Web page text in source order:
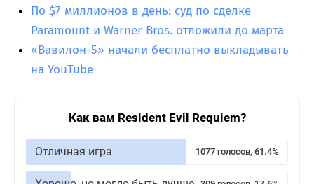
По $7 миллионов в день: суд по сделке
Paramount и Warner Bros. отложили до марта
«Вавилон-5» начали бесплатно выкладывать
на YouTube
Как вам Resident Evil Requiem?
Отличная игра 1077 голосов, 61.4%